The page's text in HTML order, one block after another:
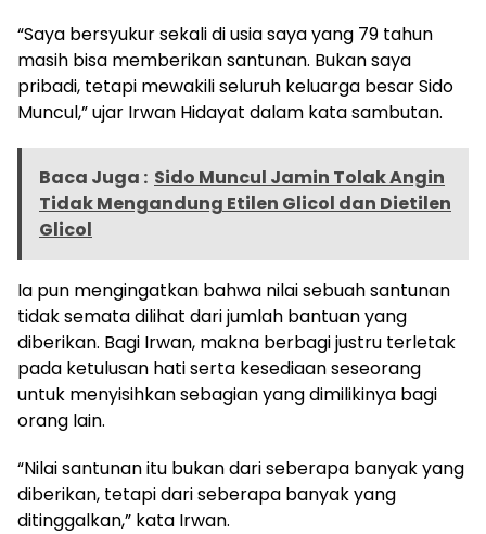
“Saya bersyukur sekali di usia saya yang 79 tahun
masih bisa memberikan santunan. Bukan saya
pribadi, tetapi mewakili seluruh keluarga besar Sido
Muncul,” ujar Irwan Hidayat dalam kata sambutan.
Baca Juga : Sido Muncul Jamin Tolak Angin
Tidak Mengandung Etilen Glicol dan Dietilen
Glicol
Ia pun mengingatkan bahwa nilai sebuah santunan
tidak semata dilihat dari jumlah bantuan yang
diberikan. Bagi Irwan, makna berbagi justru terletak
pada ketulusan hati serta kesediaan seseorang
untuk menyisihkan sebagian yang dimilikinya bagi
orang lain.
“Nilai santunan itu bukan dari seberapa banyak yang
diberikan, tetapi dari seberapa banyak yang
ditinggalkan,” kata Irwan.